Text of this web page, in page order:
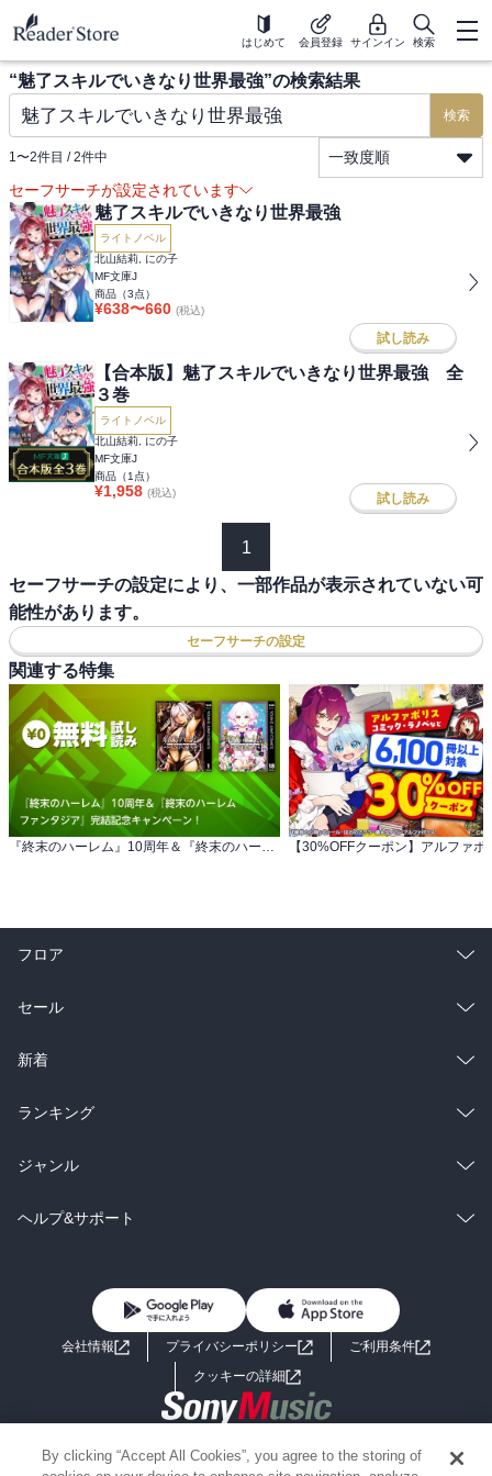
はじめて 会員登録 サインイン 検索
“魅了スキルでいきなり世界最強”の検索結果
検索
1〜2件目 / 2件中
一致度順
セーフサーチが設定されています
魅了スキルでいきなり世界最強
ライトノベル
北山結莉, にの子
MF文庫J
商品（3点）
¥638〜660 (税込)
試し読み
【合本版】魅了スキルでいきなり世界最強 全
３巻
ライトノベル
北山結莉, にの子
MF文庫J
商品（1 点）
¥1,958 (税込) 試し読み
1
セーフサーチの設定により、一部作品が表示されていない可
能性があります。
セーフサーチの設定
関連する特集
『終末のハーレム』10周年＆『終末のハーレム ファンタジア』完結記念キャンペーン！
フロア
総合
ラノベ
雑誌・グラビア
BL・TL
セール
総合
ラノベ
雑誌・グラビア
BL・TL
新着
総合
ラノベ
雑誌・グラビア
ランキング
総合
ラノベ
ジャンル
コミック
ライトノベル 男子向けラノベ
小説
海外小説
ミステリー SF
ヘルプ&サポート
よくあるご質問 お問い合わせ
会社情報 プライバシーポリシー
ご利用条件
クッキーの詳細
Copyright 2017 - 2026 Sony Music Entertainment(Japan) Inc.
Information on the site is for the Japan domestic market only
By clicking “Accept All Cookies”, you agree to the storing of